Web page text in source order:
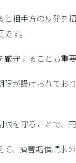
と相手方の反発を
す。
厳守することも重要
が設けられてお
を守ることで、
、損害賠償請求